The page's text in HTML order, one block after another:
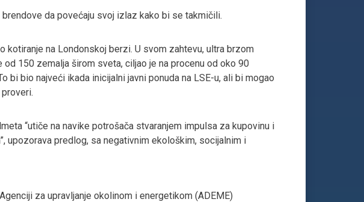
da povećaju svoj izlaz kako bi se takmičili.
kotiranje na Londonskoj berzi. U svom zahtevu, ultra brzom
150 zemalja širom sveta, ciljao je na procenu od oko 90
bi bio najveći ikada inicijalni javni ponuda na LSE-u, ali bi mogao
“utiče na navike potrošača stvaranjem impulsa za kupovinu i
upozorava predlog, sa negativnim ekološkim, socijalnim i
za upravljanje okolinom i energetikom (ADEME)